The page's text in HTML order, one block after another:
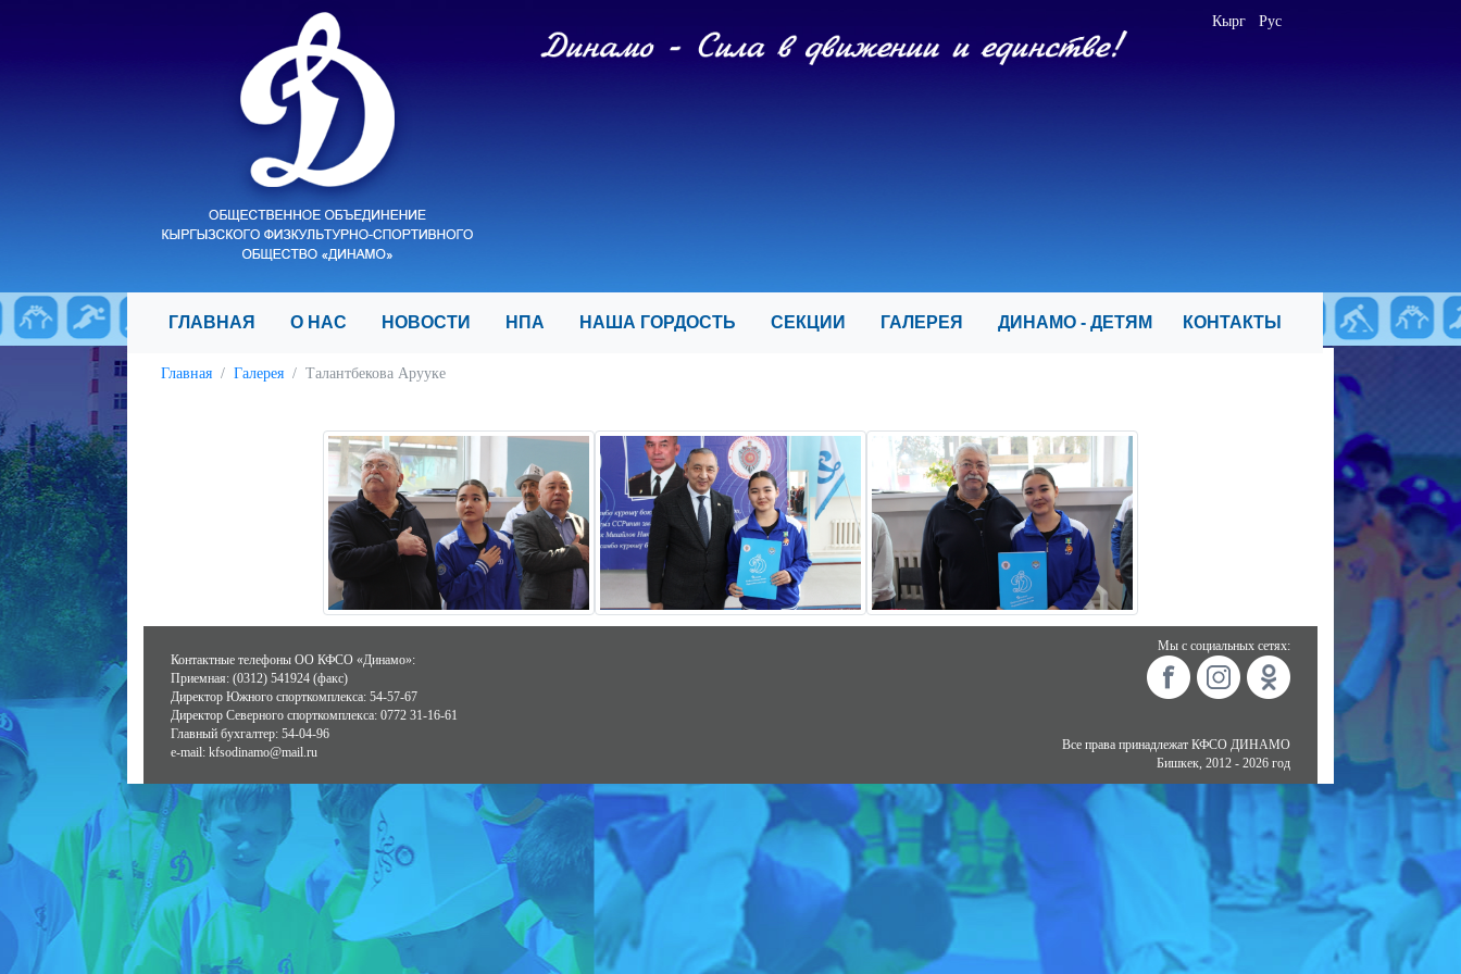
Кырг Рус
ГЛАВНАЯ О НАС НОВОСТИ НПА НАША ГОРДОСТЬ СЕКЦИИ ГАЛЕРЕЯ ДИНАМО - ДЕТЯМ КОНТАКТЫ
Главная Галерея Талантбекова Арууке
Контактные телефоны ОО КФСО «Динамо»:
Приемная: (0312) 541924 (факс)
Директор Южного спорткомплекса: 54-57-67
Директор Северного спорткомплекса: 0772 31-16-61
Главный бухгалтер: 54-04-96
e-mail: kfsodinamo@mail.ru
Мы с социальных сетях:
Все права принадлежат КФСО ДИНАМО
Бишкек, 2012 - 2026 год